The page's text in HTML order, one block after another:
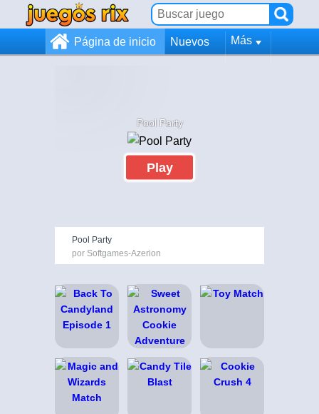
Página de inicio Nuevos Más
Pool Party
Play
Pool Party
por Softgames-Azerion